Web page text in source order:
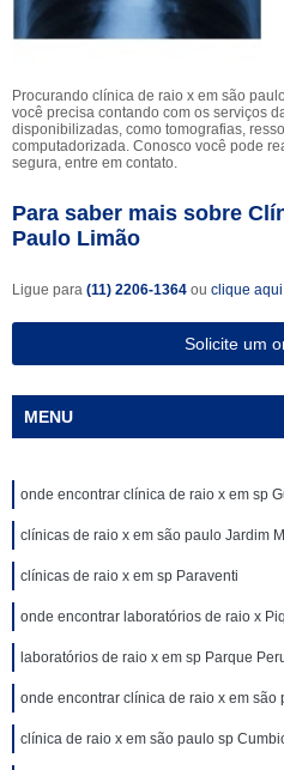
Procurando clínica de raio x em são
você precisa contando com os serviços
disponibilizadas, como tomografias,
computadorizada. Conosco você pode
segura, entre em contato.
Para saber mais sobre
Paulo Limão
Ligue para (11) 2206-1364 ou clique aqui
Solicite um
MENU
onde encontrar clínica de raio x em sp
clínicas de raio x em são paulo Jardim
clínicas de raio x em sp Paraventi
onde encontrar laboratórios de raio x
laboratórios de raio x em sp Parque
onde encontrar clínica de raio x em são
clínica de raio x em são paulo sp